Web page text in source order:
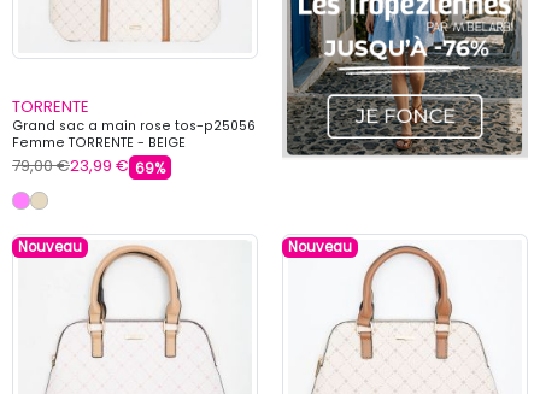
TORRENTE
Grand sac a main rose tos-p25056
Femme TORRENTE - BEIGE
79,00 €23,99 € 69%
Nouveau Nouveau